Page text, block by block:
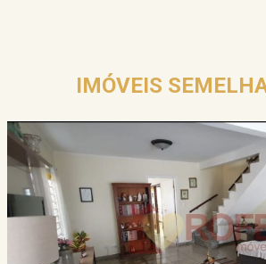
IMÓVEIS